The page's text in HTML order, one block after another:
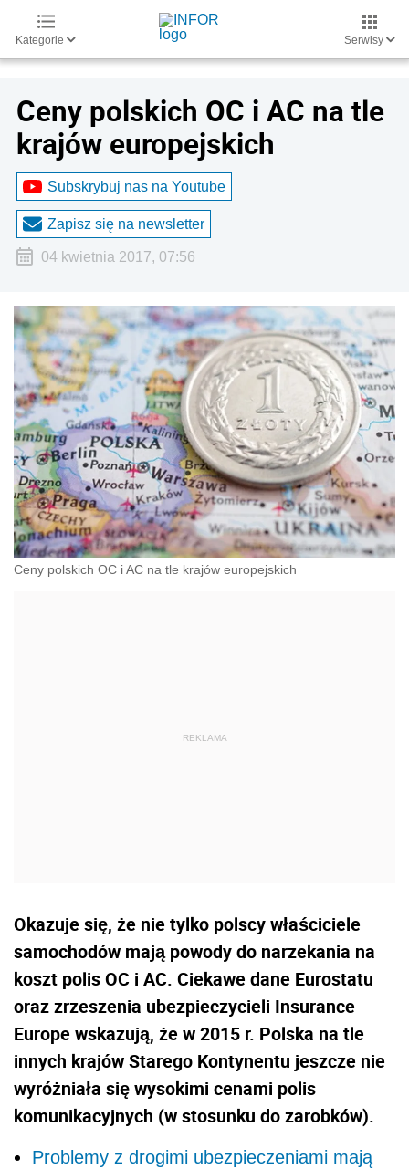
Kategorie Serwisy
Ceny polskich OC i AC na tle
krajów europejskich
Subskrybuj nas na Youtube
Zapisz się na newsletter
04 kwietnia 2017, 07:56
Ceny polskich OC i AC na tle krajów europejskich
Okazuje się, że nie tylko polscy właściciele
samochodów mają powody do narzekania na
koszt polis OC i AC. Ciekawe dane Eurostatu
oraz zrzeszenia ubezpieczycieli Insurance
Europe wskazują, że w 2015 r. Polska na tle
innych krajów Starego Kontynentu jeszcze nie
wyróżniała się wysokimi cenami polis
komunikacyjnych (w stosunku do zarobków).
Problemy z drogimi ubezpieczeniami mają